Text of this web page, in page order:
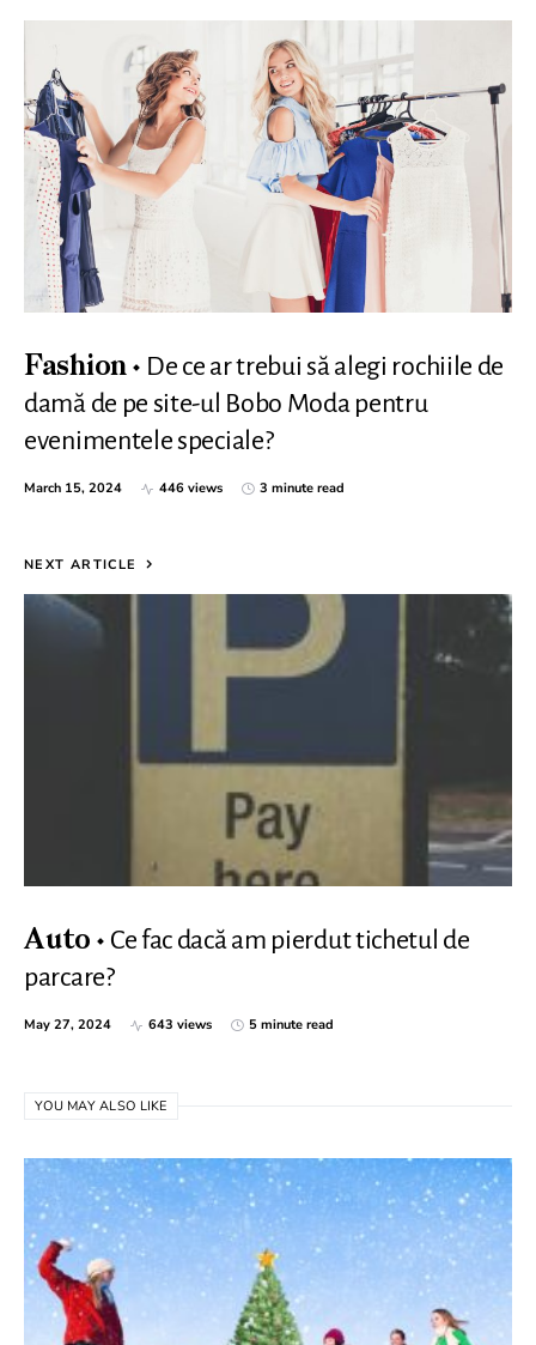
Fashion
De ce ar trebui să alegi rochiile de
damă de pe site-ul Bobo Moda pentru
evenimentele speciale?
March 15, 2024 446 views 3 minute read
NEXT ARTICLE
Auto
Ce fac dacă am pierdut tichetul de
parcare?
May 27, 2024 643 views 5 minute read
YOU MAY ALSO LIKE